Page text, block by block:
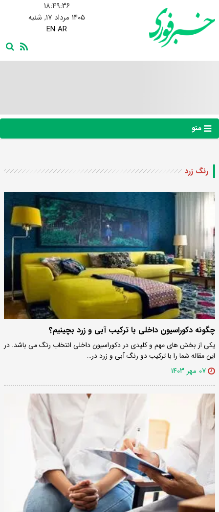
۱۸:۴۹:۳۷
۱۴۰۵ مرداد ۱۷, شنبه
EN AR
منو
رنگ زرد
چگونه دکوراسیون داخلی با ترکیب آبی و زرد بچینیم؟
یکی از بخش های مهم و کلیدی در دکوراسیون داخلی انتخاب رنگ می باشد. در
این مقاله شما را با ترکیب دو رنگ آبی و زرد در…
۰۷ مهر ۱۴۰۳